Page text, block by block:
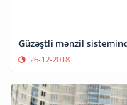
Güzəştli mənzil
26-12-2018